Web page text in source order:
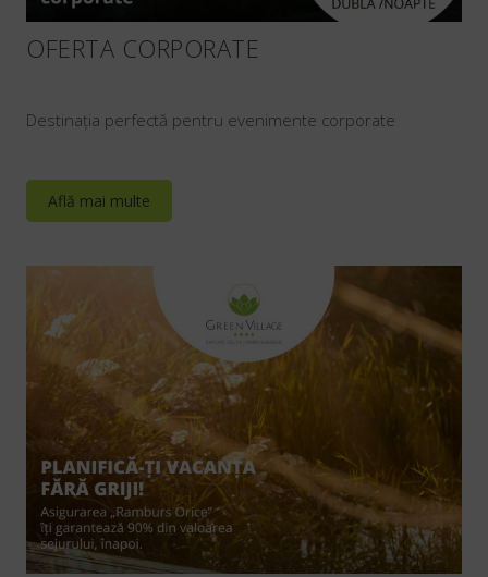
OFERTA CORPORATE
Destinația perfectă pentru evenimente corporate
Află mai multe